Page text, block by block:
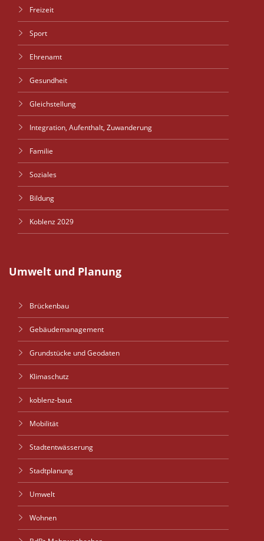
Freizeit
Sport
Ehrenamt
Gesundheit
Gleichstellung
Integration, Aufenthalt, Zuwanderung
Familie
Soziales
Bildung
Koblenz 2029
Umwelt und Planung
Brückenbau
Gebäudemanagement
Grundstücke und Geodaten
Klimaschutz
koblenz-baut
Mobilität
Stadtentwässerung
Stadtplanung
Umwelt
Wohnen